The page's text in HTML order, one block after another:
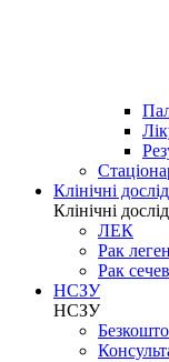
Клінічні
Клінічні
ЛЕК
Рак
Рак
НСЗУ
НСЗУ